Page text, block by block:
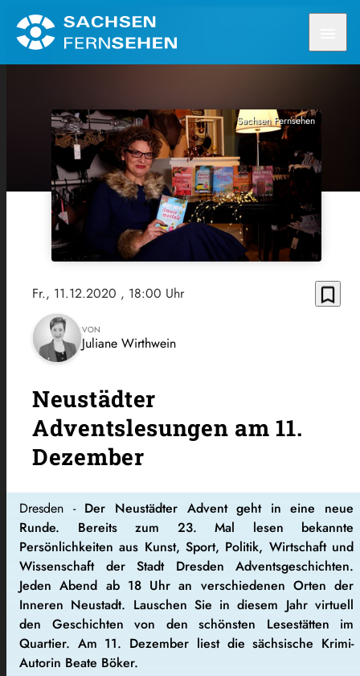
Sachsen Fernsehen
Fr., 11.12.2020 , 18:00 Uhr bookmark_border
VON
Juliane Wirthwein
Neustädter
Adventslesungen am 11.
Dezember
Dresden - Der Neustädter Advent geht in eine neue
Runde. Bereits zum 23. Mal lesen bekannte
Persönlichkeiten aus Kunst, Sport, Politik, Wirtschaft und
Wissenschaft der Stadt Dresden Adventsgeschichten.
Jeden Abend ab 18 Uhr an verschiedenen Orten der
Inneren Neustadt. Lauschen Sie in diesem Jahr virtuell
den Geschichten von den schönsten Lesestätten im
Quartier. Am 11. Dezember liest die sächsische Krimi-
Autorin Beate Böker.